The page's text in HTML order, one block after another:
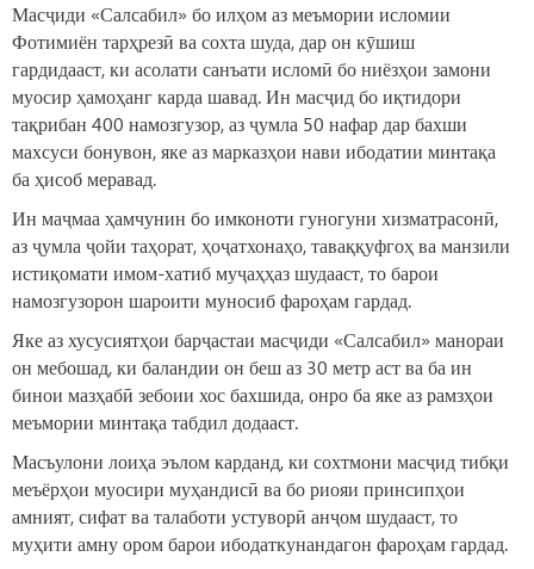
Масҷиди «Салсабил» бо илҳом аз меъмории исломии
Фотимиён тарҳрезӣ ва сохта шуда, дар он кӯшиш
гардидааст, ки асолати санъати исломӣ бо ниёзҳои замони
муосир ҳамоҳанг карда шавад. Ин масҷид бо иқтидори
тақрибан 400 намозгузор, аз ҷумла 50 нафар дар бахши
махсуси бонувон, яке аз марказҳои нави ибодатии минтақа
ба ҳисоб меравад.
Ин маҷмаа ҳамчунин бо имконоти гуногуни хизматрасонӣ,
аз ҷумла ҷойи таҳорат, ҳоҷатхонаҳо, таваққуфгоҳ ва манзили
истиқомати имом-хатиб муҷаҳҳаз шудааст, то барои
намозгузорон шароити муносиб фароҳам гардад.
Яке аз хусусиятҳои барҷастаи масҷиди «Салсабил» манораи
он мебошад, ки баландии он беш аз 30 метр аст ва ба ин
бинои мазҳабӣ зебоии хос бахшида, онро ба яке аз рамзҳои
меъмории минтақа табдил додааст.
Масъулони лоиҳа эълом карданд, ки сохтмони масҷид тибқи
меъёрҳои муосири муҳандисӣ ва бо риояи принсипҳои
амният, сифат ва талаботи устуворӣ анҷом шудааст, то
муҳити амну ором барои ибодаткунандагон фароҳам гардад.